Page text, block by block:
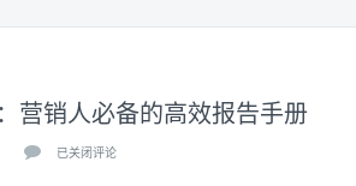
营销人必备的高效报告手册
告
已关闭评论